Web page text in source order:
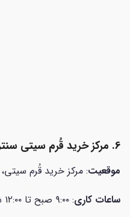
6. مرکز خرید قُرم سیتی سنتر (
موقعیت: مرکز خرید قُرم سیتی، مسقط
ساعات کاری: ۹:۰۰ صبح تا ۱۲:۰۰ شب